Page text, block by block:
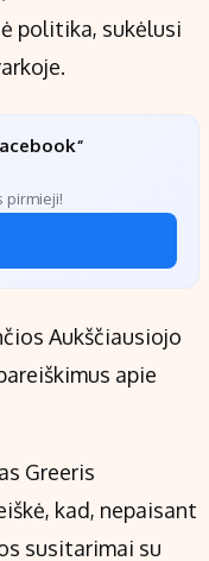
politika, sukėlusi
pirmieji!
Aukščiausiojo
apie
Greeris
kad, nepaisant
susitarimai su